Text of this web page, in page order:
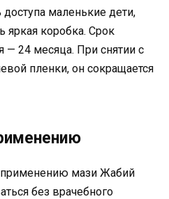
маленькие дети,
яркая коробка. Срок
— 24 месяца. При снятии с
пленки, он сокращается
применению мази Жабий
без врачебного